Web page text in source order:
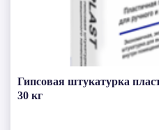
Гипсовая штукатурка
30 кг